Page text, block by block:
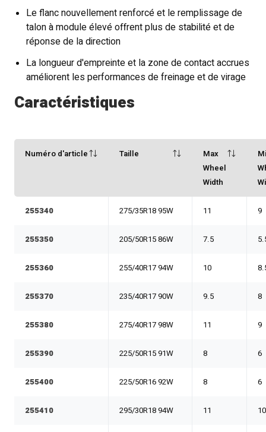
Le flanc nouvellement renforcé et le remplissage de
talon à module élevé offrent plus de stabilité et de
réponse de la direction
La longueur d'empreinte et la zone de contact accrues
améliorent les performances de freinage et de virage
Caractéristiques
Numéro d'article Taille
Max
Wheel
Width
255340 275/35R18 95W 11 9
255350 205/50R15 86W 7.5
255360 255/40R17 94W 10
255370 235/40R17 90W 9.5 8
255380 275/40R17 98W 11 9
255390 225/50R15 91W 8 6
255400 225/50R16 92W 8 6
255410 295/30R18 94W 11 10